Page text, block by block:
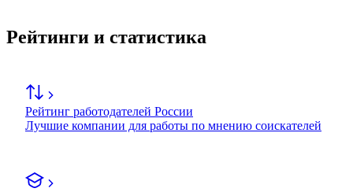
Рейтинги и статистика
Рейтинг работодателей России
Лучшие компании для работы по мнению соискателей